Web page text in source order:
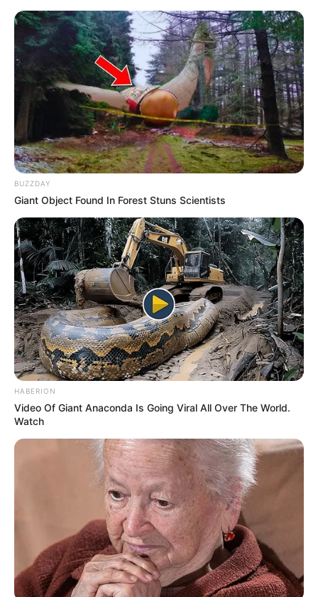
BUZZDAY
Giant Object Found In Forest Stuns Scientists
HABERION
Video Of Giant Anaconda Is Going Viral All Over The World.
Watch